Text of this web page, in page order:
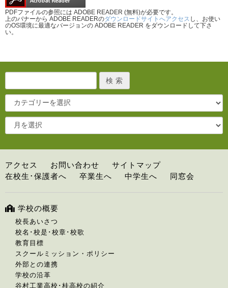
PDFファイルの参照には ADOBE READER (無料)が必要です。
上のバナーから ADOBE READERのダウンロードサイトへアクセス し、お使い
のOS環境に最適なバージョンの ADOBE READER をダウンロードして下さ
い。
アクセス お問い合わせ
サイトマップ
在校生･保護者へ
卒業生へ 中学生へ 同窓会
学校の概要
校長あいさつ
校名･校是･校章･校歌
教育目標
スクールミッション・ポリシー
外部との連携
学校の沿革
谷村工業高校･桂高校の紹介